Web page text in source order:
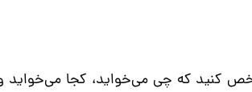
کنید که چی می‌خواید، کجا